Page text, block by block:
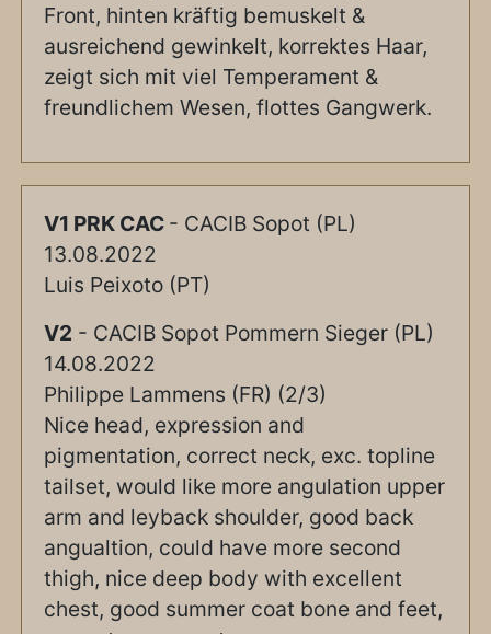
Front, hinten kräftig bemuskelt &
ausreichend gewinkelt, korrektes Haar,
zeigt sich mit viel Temperament &
freundlichem Wesen, flottes Gangwerk.
V1 PRK CAC - CACIB Sopot (PL)
13.08.2022
Luis Peixoto (PT)
V2 - CACIB Sopot Pommern Sieger (PL)
14.08.2022
Philippe Lammens (FR) (2/3)
Nice head, expression and
pigmentation, correct neck, exc. topline
tailset, would like more angulation upper
arm and leyback shoulder, good back
angualtion, could have more second
thigh, nice deep body with excellent
chest, good summer coat bone and feet,